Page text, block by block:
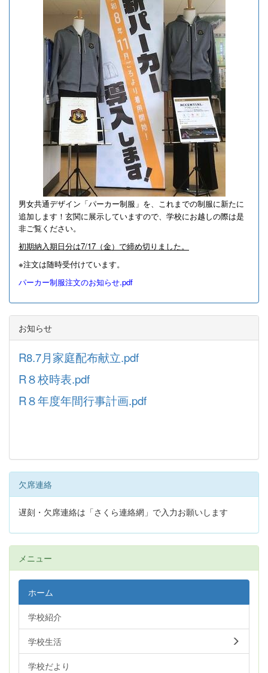
男女共通デザイン「パーカー制服」を、これまでの制服に新たに
追加します！ 玄関に展示していますので、学校にお越しの際は是
非ご覧ください。
初期納入期日分は7/17（金）で締め切りました。
※注文は随時受付けています。
パーカー制服注文のお知らせ.pdf
お知らせ
R8.7月家庭配布献立.pdf
R８校時表.pdf
R８年度年間行事計画.pdf
欠席連絡
遅刻・欠席連絡は「さくら連絡網」で入力お願いします
メニュー
ホーム
学校紹介
学校生活
学校だより